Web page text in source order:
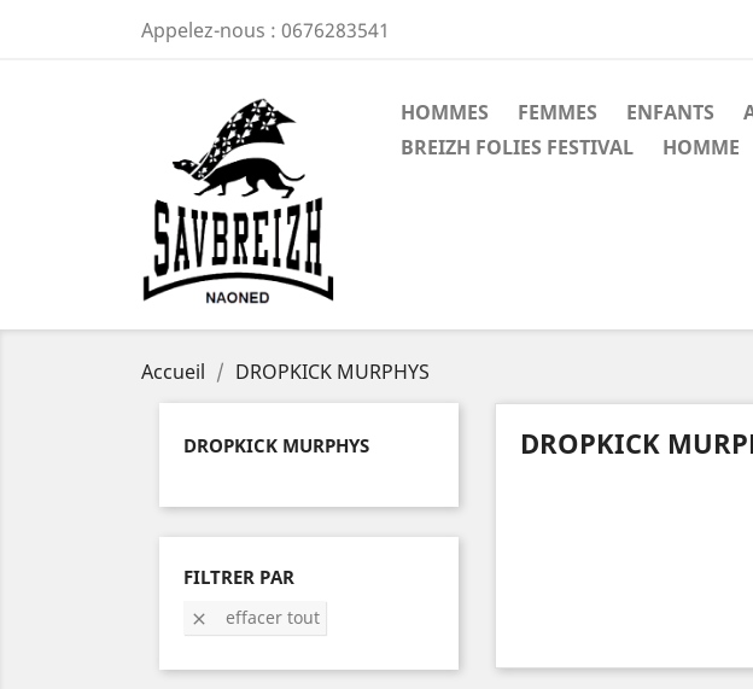
Appelez-nous : 0676283541
HOMMES FEMMES ENFANTS
BREIZH FOLIES FESTIVAL
HOMME
Accueil DROPKICK MURPHYS
DROPKICK MURPHYS
FILTRER PAR
 effacer tout
DROPKICK